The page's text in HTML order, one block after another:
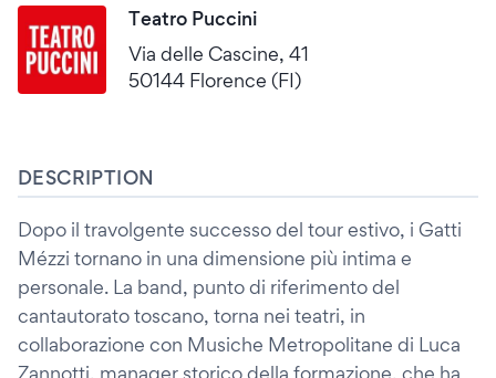
Teatro Puccini
Via delle Cascine, 41
50144 Florence (FI)
DESCRIPTION
Dopo il travolgente successo del tour estivo, i Gatti
Mézzi tornano in una dimensione più intima e
personale. La band, punto di riferimento del
cantautorato toscano, torna nei teatri, in
collaborazione con Musiche Metropolitane di Luca
Zannotti, manager storico della formazione, che ha